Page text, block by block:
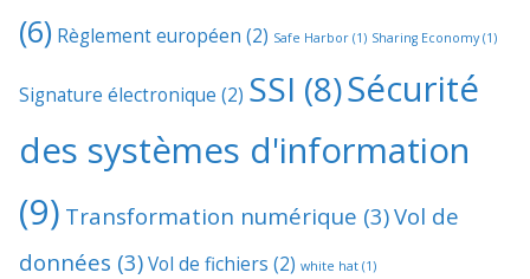
(6) Règlement européen (2) Safe Harbor (1) Sharing Economy(1)
Signature électronique (2) SSI (8)Sécurité
des systèmes d'information
(9) Transformation numérique (3)Vol de
données (3)Vol de fichiers (2) white hat (1)